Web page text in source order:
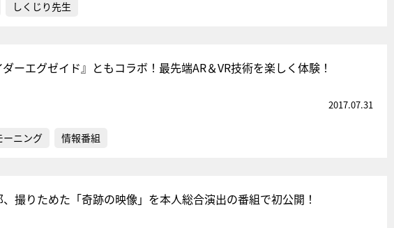
しくじり先生
ダーエグゼイド』ともコラボ！最先端AR＆VR技術を楽しく体験！
2017.07.31
ーニング 情報番組
撮りためた「奇跡の映像」を本人総合演出の番組で初公開！